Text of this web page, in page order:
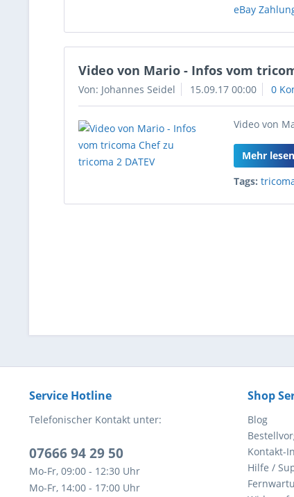
eBay
Video von Mario - Infos vom
Von: Johannes Seidel 15.09.17 00:00 0
Video von
Mehr lesen
Tags:
Service Hotline
Telefonischer Kontakt unter:
07666 94 29 50
Mo-Fr, 09:00 - 12:30 Uhr
Mo-Fr, 14:00 - 17:00 Uhr
Shop
Blog
Kontakt-
Hilfe /